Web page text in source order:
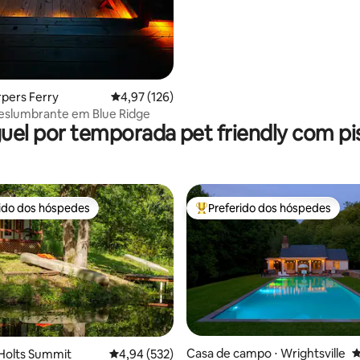
Ferry 4,97 de uma avaliação média de 5, 126
4,97 (126)
em Blue Ridge
por temporada pet friendly com
de 5, 139 avaliações
preferidos dos hóspedes
dos hóspedes
Summit 4,94 de uma avaliação média de 5, 532
4,94 (532)
Entre os melhores preferidos
Preferido dos hóspedes
Casa de campo ⋅ Wrightsville